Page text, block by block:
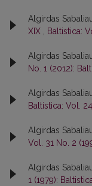
Algirdas
XIX , Baltistica:
Algirdas
No. 1 (2012):
Algirdas
Baltistica: Vol.
Algirdas
Vol. 31 No. 2
Algirdas
1 (1979):